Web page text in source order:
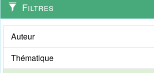
Filtres
Auteur
Thématique